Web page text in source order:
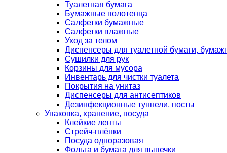
Туалетная бумага
Бумажные полотенца
Салфетки бумажные
Салфетки влажные
Уход за телом
Диспенсеры для туалетной бумаги,
Сушилки для рук
Корзины для мусора
Инвентарь для чистки туалета
Покрытия на унитаз
Диспенсеры для антисептиков
Дезинфекционные туннели, посты
Упаковка, хранение, посуда
Клейкие ленты
Стрейч-плёнки
Посуда одноразовая
Фольга и бумага для выпечки